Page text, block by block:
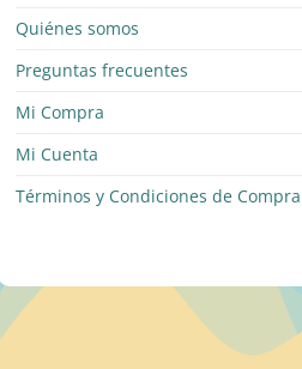
Quiénes somos
Preguntas frecuentes
Mi Compra
Mi Cuenta
Términos y Condiciones de Compra